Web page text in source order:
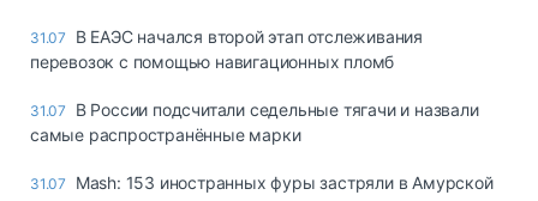
31.07
В ЕАЭС начался второй этап отслеживания
перевозок с помощью навигационных пломб
31.07
В России подсчитали седельные тягачи и назвали
самые распространённые марки
31.07
Mash: 153 иностранных фуры застряли в Амурской